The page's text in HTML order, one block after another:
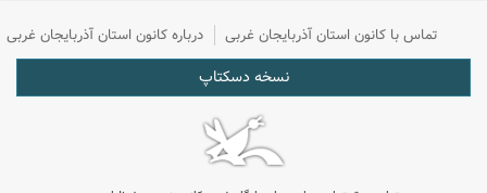
تماس با کانون استان آذربایجان غربی درباره کانون استان آذربایجان غربی
نسخه دسکتاپ